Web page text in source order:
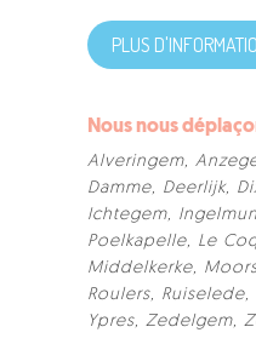
PLUS
Nous nous
Alveringem,
Damme, Deerlijk,
Ichtegem,
Poelkapelle, Le
Middelkerke,
Roulers, Ruiselede,
Ypres, Zedelgem,